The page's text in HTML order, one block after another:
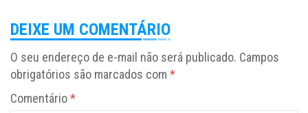
DEIXE UM COMENTÁRIO
O seu endereço de e-mail não será publicado. Campos
obrigatórios são marcados com *
Comentário*